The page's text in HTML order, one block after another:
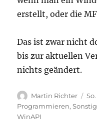
erstellt, oder die
Das ist zwar nicht
bis zur aktuellen
nichts geändert.
Autor
Martin Richter
am
Programmieren,
WinAPI